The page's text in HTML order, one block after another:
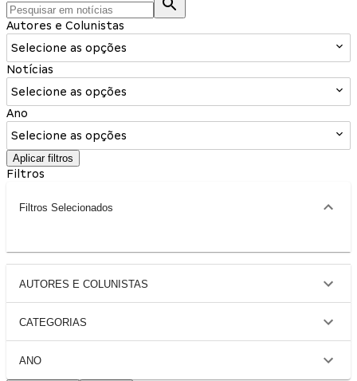
Autores e Colunistas
Selecione as opções
Notícias
Selecione as opções
Ano
Selecione as opções
Aplicar filtros
Filtros
Filtros Selecionados
AUTORES E COLUNISTAS
CATEGORIAS
ANO